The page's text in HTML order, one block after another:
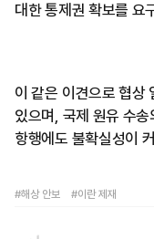
대한 통제권 확보를 요
이 같은 이견으로 협상
있으며, 국제 원유 수
항행에도 불확실성이
#해상 안보 #이란 제재